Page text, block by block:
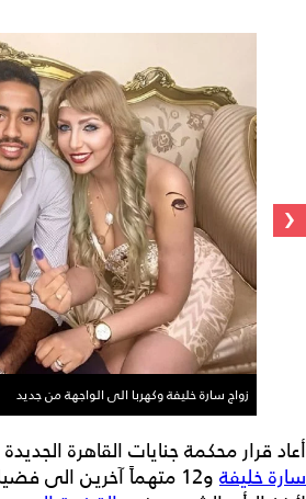
زواج سارة خليفة وكهربا الى الواجهة من جديد
‹
أعاد قرار محكمة جنايات القاهرة الجديدة
سارة خليفة
و12 متهماً آخرين الى